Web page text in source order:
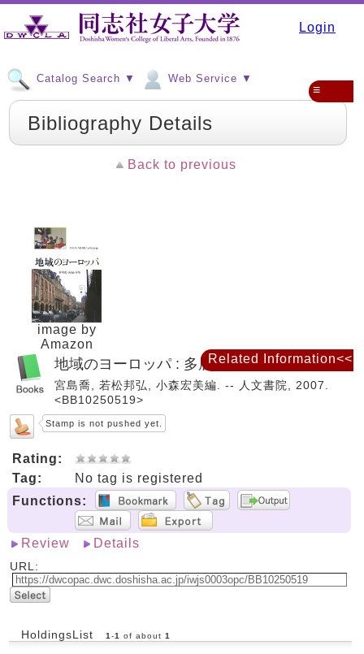
Login
Catalog Search ▼ Web Service ▼
≡
Bibliography Details
Back to previous
image by
Amazon
地域のヨーロッパ : 多層化・再編・再生
宮島喬, 若松邦弘, 小森宏美編. -- 人文書院, 2007.
<BB10250519>
Stamp is not pushed yet.
Rating:
Tag:
No tag is registered
Functions:
Review Details
URL:
HoldingsList 1 -1 of about 1
Related Information<<